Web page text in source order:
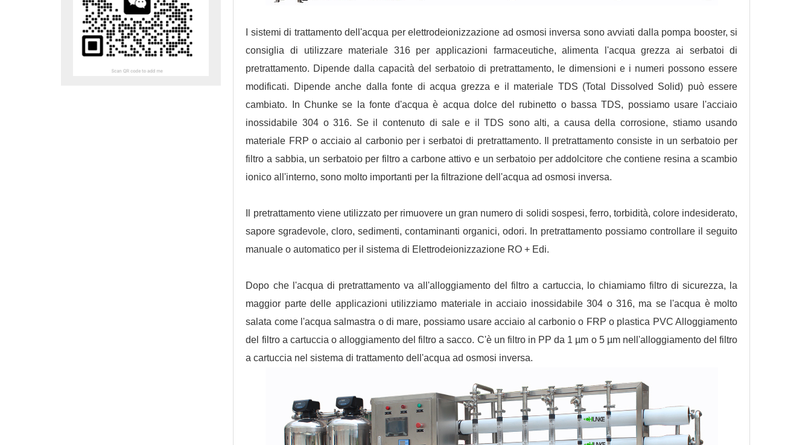
I sistemi di trattamento dell'acqua per elettrodeionizzazione ad osmosi inversa sono avviati dalla pompa booster, si
consiglia di utilizzare materiale 316 per applicazioni farmaceutiche, alimenta l'acqua grezza ai serbatoi di
pretrattamento. Dipende dalla capacità del serbatoio di pretrattamento, le dimensioni e i numeri possono essere
modificati. Dipende anche dalla fonte di acqua grezza e il materiale TDS (Total Dissolved Solid) può essere
cambiato. In Chunke se la fonte d'acqua è acqua dolce del rubinetto o bassa TDS, possiamo usare l'acciaio
inossidabile 304 o 316. Se il contenuto di sale e il TDS sono alti, a causa della corrosione, stiamo usando
materiale FRP o acciaio al carbonio per i serbatoi di pretrattamento. Il pretrattamento consiste in un serbatoio per
filtro a sabbia, un serbatoio per filtro a carbone attivo e un serbatoio per addolcitore che contiene resina a scambio
ionico all'interno, sono molto importanti per la filtrazione dell'acqua ad osmosi inversa.
Il pretrattamento viene utilizzato per rimuovere un gran numero di solidi sospesi, ferro, torbidità, colore indesiderato,
sapore sgradevole, cloro, sedimenti, contaminanti organici, odori. In pretrattamento possiamo controllare il seguito
manuale o automatico per il sistema di Elettrodeionizzazione RO + Edi.
Dopo che l'acqua di pretrattamento va all'alloggiamento del filtro a cartuccia, lo chiamiamo filtro di sicurezza, la
maggior parte delle applicazioni utilizziamo materiale in acciaio inossidabile 304 o 316, ma se l'acqua è molto
salata come l'acqua salmastra o di mare, possiamo usare acciaio al carbonio o FRP o plastica PVC Alloggiamento
del filtro a cartuccia o alloggiamento del filtro a sacco. C'è un filtro in PP da 1 µm o 5 µm nell'alloggiamento del filtro
a cartuccia nel sistema di trattamento dell'acqua ad osmosi inversa.